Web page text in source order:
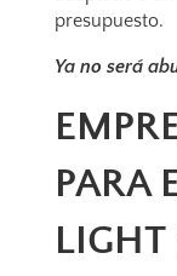
presupuesto.
Ya no será
PARA
LIGHT